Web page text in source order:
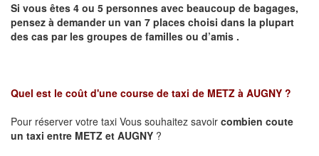
Si vous êtes 4 ou 5 personnes avec beaucoup de bagages,
pensez à demander un van 7 places choisi dans la plupart
des cas par les groupes de familles ou d’amis .
Quel est le coût d'une course de taxi de METZ à AUGNY ?
Pour réserver votre taxi Vous souhaitez savoir combien coute
un taxi entre METZ et AUGNY ?